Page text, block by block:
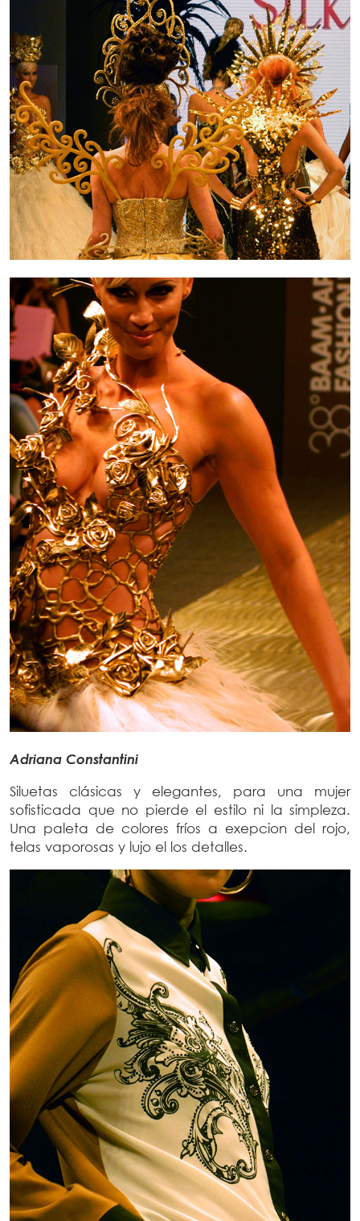
Adriana Constantini
Siluetas clásicas y elegantes, para una mujer
sofisticada que no pierde el estilo ni la simpleza.
Una paleta de colores fríos a exepcion del rojo,
telas vaporosas y lujo el los detalles.